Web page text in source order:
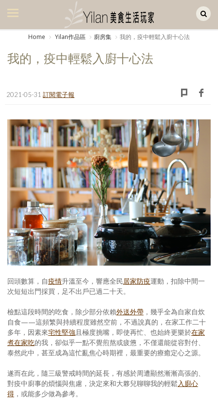
美食集
生活風
書房集
日記簿
餐桌週記
享樂隨手拍
照相簿
影音區
歷史區
關於Yilan
個人著作
活動實況記錄
媒體報導一覽
合作與代言
Home Yilan作品區 廚房集 我的，疫中輕鬆入廚十心法
我的，疫中輕鬆入廚十心法
2021-05-31 訂閱電子報
回頭數算，自疫情升溫至今，響應全民居家防疫運動，扣除中間一
次短短出門採買，足不出戶已過二十天。
檢點這段時間的吃食，除少部分依賴外送外帶 ，幾乎全為自家自炊
自食——這頻繁與持續程度雖然空前，不過說真的，在家工作二十
多年，因素來宅性堅強 且極度挑嘴，即使再忙、也始終更樂於在家
煮在家吃的我，卻似乎一點不覺煎熬或疲憊，不僅還能從容對付、
泰然此中，甚至成為這忙亂焦心時期裡，最重要的療癒定心之源。
遂而在此，隨三級警戒時間的延長，有感於周遭顯然漸漸高張的、
對疫中廚事的煩惱與焦慮，決定來和大夥兒聊聊我的輕鬆入廚心
得 ，或能多少做為參考。